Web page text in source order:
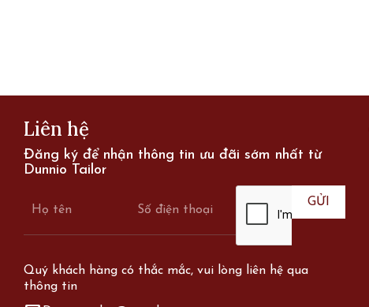
Liên hệ
Đăng ký để nhận thông tin ưu đãi sớm nhất từ
Dunnio Tailor
Quý khách hàng có thắc mắc, vui lòng liên hệ qua
thông tin